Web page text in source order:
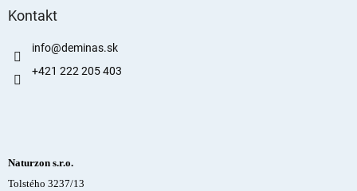
Kontakt
info@deminas.sk
+421 222 205 403
Naturzon s.r.o.
Tolstého 3237/13